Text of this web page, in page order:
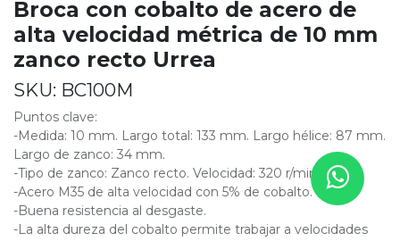
Broca con cobalto de acero de
alta velocidad métrica de 10 mm
zanco recto Urrea
SKU: BC100M
Puntos clave:
-Medida: 10 mm. Largo total: 133 mm. Largo hélice: 87 mm.
Largo de zanco: 34 mm.
-Tipo de zanco: Zanco recto. Velocidad: 320 r/min.
-Acero M35 de alta velocidad con 5% de cobalto.
-Buena resistencia al desgaste.
-La alta dureza del cobalto permite trabajar a velocidades